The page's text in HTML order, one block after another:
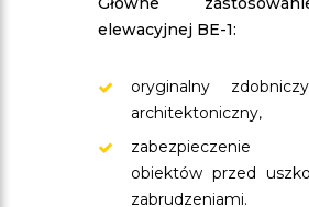
elewacyjnej BE-1:
oryginalny
architektoniczny,
zabezpieczenie
obiektów przed
zabrudzeniami.